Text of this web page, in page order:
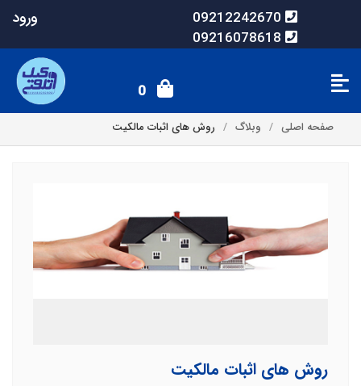
09212242670
09216078618
ورود
0
صفحه اصلی وبلاگ روش های اثبات مالکیت
روش های اثبات مالکیت